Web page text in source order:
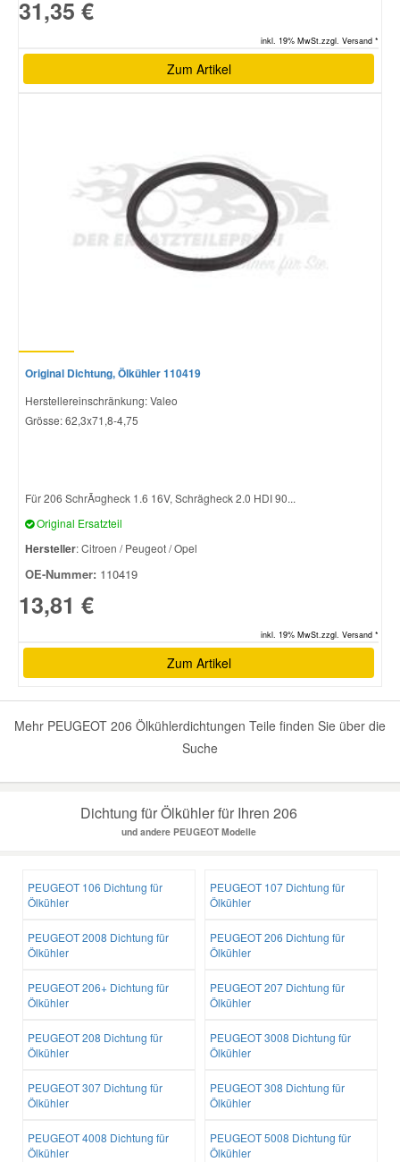
31,35 €
inkl. 19% MwSt.zzgl. Versand *
Zum Artikel
Original Dichtung, Ölkühler 110419
Herstellereinschränkung: Valeo
Grösse: 62,3x71,8-4,75
Für 206 SchrÃ¤gheck 1.6 16V, Schrägheck 2.0 HDI 90...
Original Ersatzteil
Hersteller: Citroen / Peugeot / Opel
OE-Nummer: 110419
13,81 €
inkl. 19% MwSt.zzgl. Versand *
Zum Artikel
Mehr PEUGEOT 206 Ölkühlerdichtungen Teile finden Sie über die
Suche
Dichtung für Ölkühler für Ihren 206
und andere PEUGEOT Modelle
PEUGEOT 106 Dichtung für
Ölkühler
PEUGEOT 107 Dichtung für
Ölkühler
PEUGEOT 2008 Dichtung für
Ölkühler
PEUGEOT 206 Dichtung für
Ölkühler
PEUGEOT 206+ Dichtung für
Ölkühler
PEUGEOT 207 Dichtung für
Ölkühler
PEUGEOT 208 Dichtung für
Ölkühler
PEUGEOT 3008 Dichtung für
Ölkühler
PEUGEOT 307 Dichtung für
Ölkühler
PEUGEOT 308 Dichtung für
Ölkühler
PEUGEOT 4008 Dichtung für
Ölkühler
PEUGEOT 5008 Dichtung für
Ölkühler